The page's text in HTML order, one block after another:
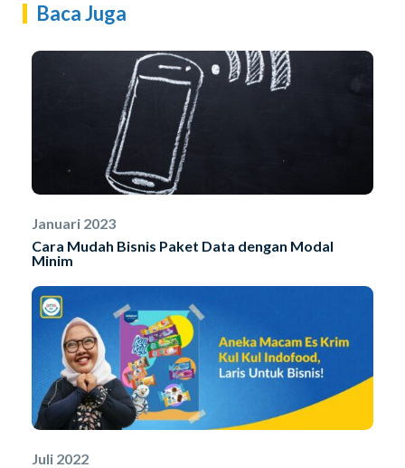
Baca Juga
Januari 2023
Cara Mudah Bisnis Paket Data dengan Modal
Minim
Juli 2022